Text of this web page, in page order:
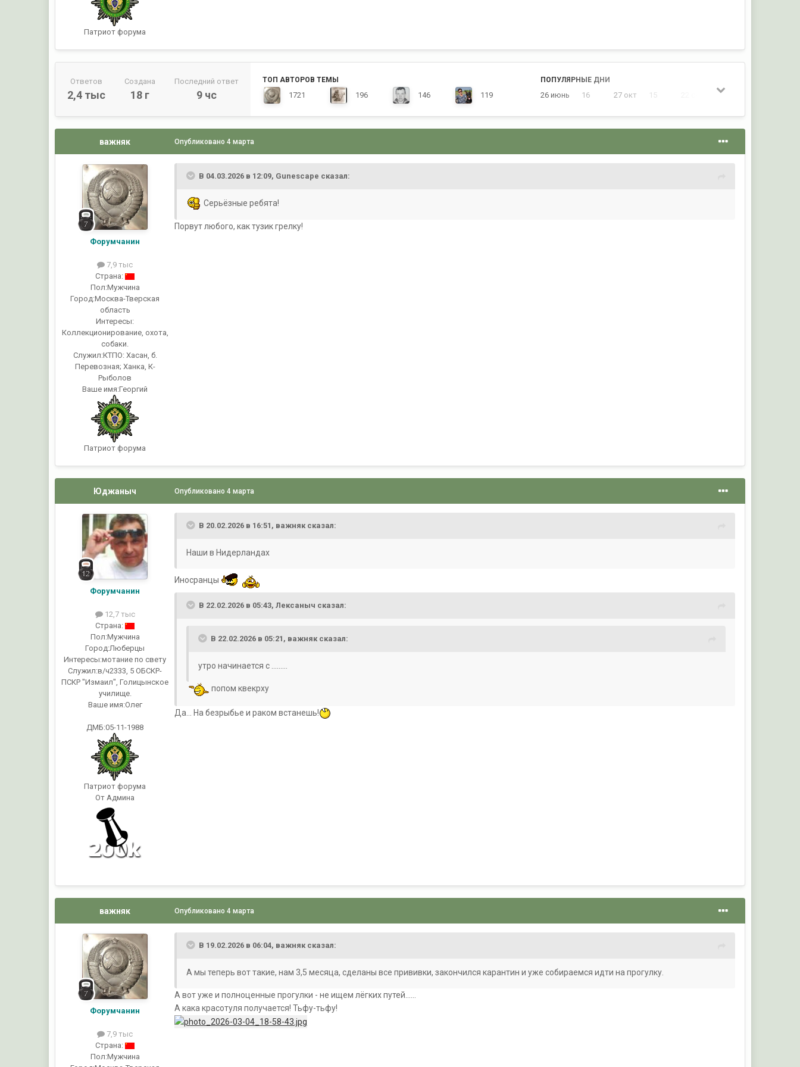
Патриот форума
Ответов
2,4 тыс
Создана
18 г
Последний ответ
9 чс
ТОП АВТОРОВ ТЕМЫ
1721 196 146 119
ПОПУЛЯРНЫЕ ДНИ
26 июнь 16 27 окт 15 12
важняк
Форумчанин
7,9 тыс
Страна:
Пол:Мужчина
Город:Москва-Тверская
область
Интересы:
Коллекционирование, охота,
собаки.
Служил:КТПО: Хасан, б.
Перевозная; Ханка, К-
Рыболов
Ваше имя:Георгий
Патриот форума
Опубликовано4 марта
В 04.03.2026 в 12:09, Gunescape сказал:
Серьёзные ребята!
Порвут любого, как тузик грелку!
Юджаныч
Форумчанин
12,7 тыс
Страна:
Пол:Мужчина
Город:Люберцы
Интересы:мотание по свету
Служил:в/ч2333, 5 ОБСКР-
ПСКР "Измаил", Голицынское
училище.
Ваше имя:Олег
ДМБ:05-11-1988
Патриот форума
От Админа
Опубликовано4 марта
В 20.02.2026 в 16:51, важняк сказал:
Наши в Нидерландах
Иносранцы
В 22.02.2026 в 05:43,Лексаныч сказал:
В 22.02.2026 в 05:21, важняк сказал:
утро начинается с .........
попом квекрху
Да... На безрыбье и раком встанешь!
важняк
Форумчанин
7,9 тыс
Страна:
Пол:Мужчина
Опубликовано4 марта
В 19.02.2026 в 06:04, важняк сказал:
А мы теперь вот такие, нам 3,5 месяца, сделаны все прививки, закончился карантин и уже собираемся идти на прогулку.
А вот уже и полноценные прогулки - не ищем лёгких путей......
А кака красотуля получается! Тьфу-тьфу!